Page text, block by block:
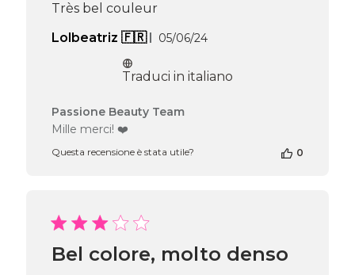
Très bel couleur
Lolbeatriz 🇫🇷
Data
pubblicazione
05/06/24
Traduci in italiano
Commenti
del
Beauty
Team
Passione Beauty Team
Mille merci! ❤️
Questa recensione è stata utile? 0
Bel colore, molto denso